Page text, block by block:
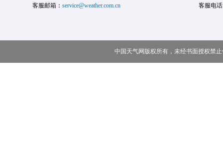
客服邮箱： service@weather.com.cn 客服电
中国天气网版权所有，未经书面授权